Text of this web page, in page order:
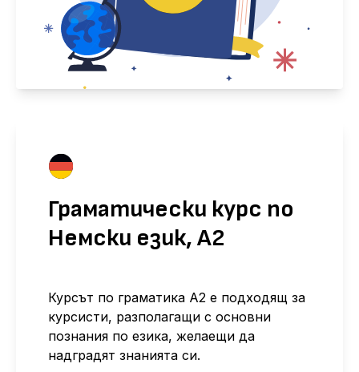
Граматически курс по
Немски език, А2
Курсът по граматика А2 е подходящ за
курсисти, разполагащи с основни
познания по езика, желаещи да
надградят знанията си.